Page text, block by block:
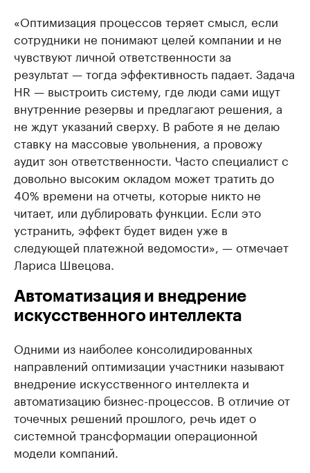
«Оптимизация процессов теряет смысл, если
сотрудники не понимают целей компании и не
чувствуют личной ответственности за
результат — тогда эффективность падает. Задача
HR — выстроить систему, где люди сами ищут
внутренние резервы и предлагают решения, а
не ждут указаний сверху. В работе я не делаю
ставку на массовые увольнения, а провожу
аудит зон ответственности. Часто специалист с
довольно высоким окладом может тратить до
40% времени на отчеты, которые никто не
читает, или дублировать функции. Если это
устранить, эффект будет виден уже в
следующей платежной ведомости», — отмечает
Лариса Швецова.
Автоматизация и внедрение
искусственного интеллекта
Одними из наиболее консолидированных
направлений оптимизации участники называют
внедрение искусственного интеллекта и
автоматизацию бизнес-процессов. В отличие от
точечных решений прошлого, речь идет о
системной трансформации операционной
модели компаний.